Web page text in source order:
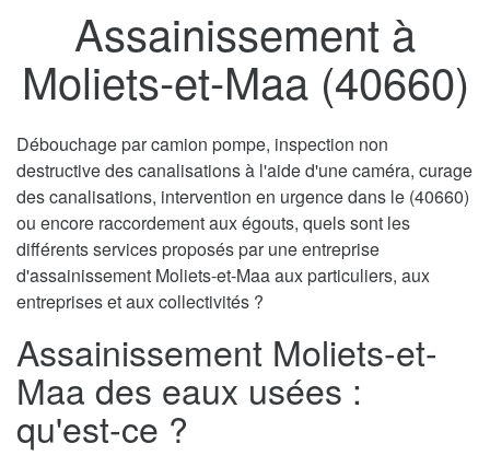
Assainissement à
Moliets-et-Maa (40660)
Débouchage par camion pompe, inspection non
destructive des canalisations à l'aide d'une caméra, curage
des canalisations, intervention en urgence dans le (40660)
ou encore raccordement aux égouts, quels sont les
différents services proposés par une entreprise
d'assainissement Moliets-et-Maa aux particuliers, aux
entreprises et aux collectivités ?
Assainissement Moliets-et-
Maa des eaux usées :
qu'est-ce ?